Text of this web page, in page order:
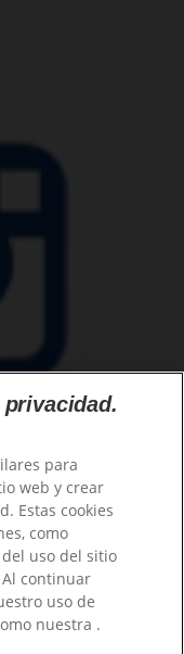
para
web y crear
Estas cookies
como
uso del sitio
continuar
uso de
nuestra .